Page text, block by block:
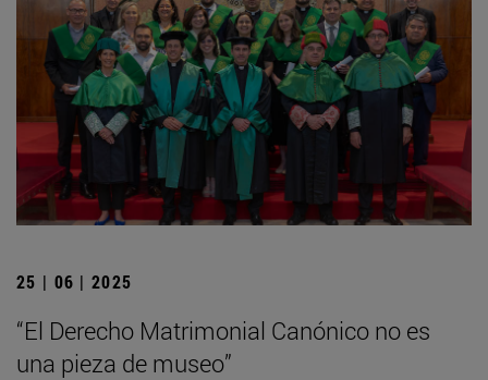
25 | 06 | 2025
“El Derecho Matrimonial Canónico no es
una pieza de museo”